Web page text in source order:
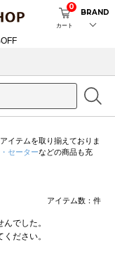
カート
0
BRAND
イテムを取り揃えておりま
セーターなどの商品も充
アイテム数： 件
でした。
ださい。